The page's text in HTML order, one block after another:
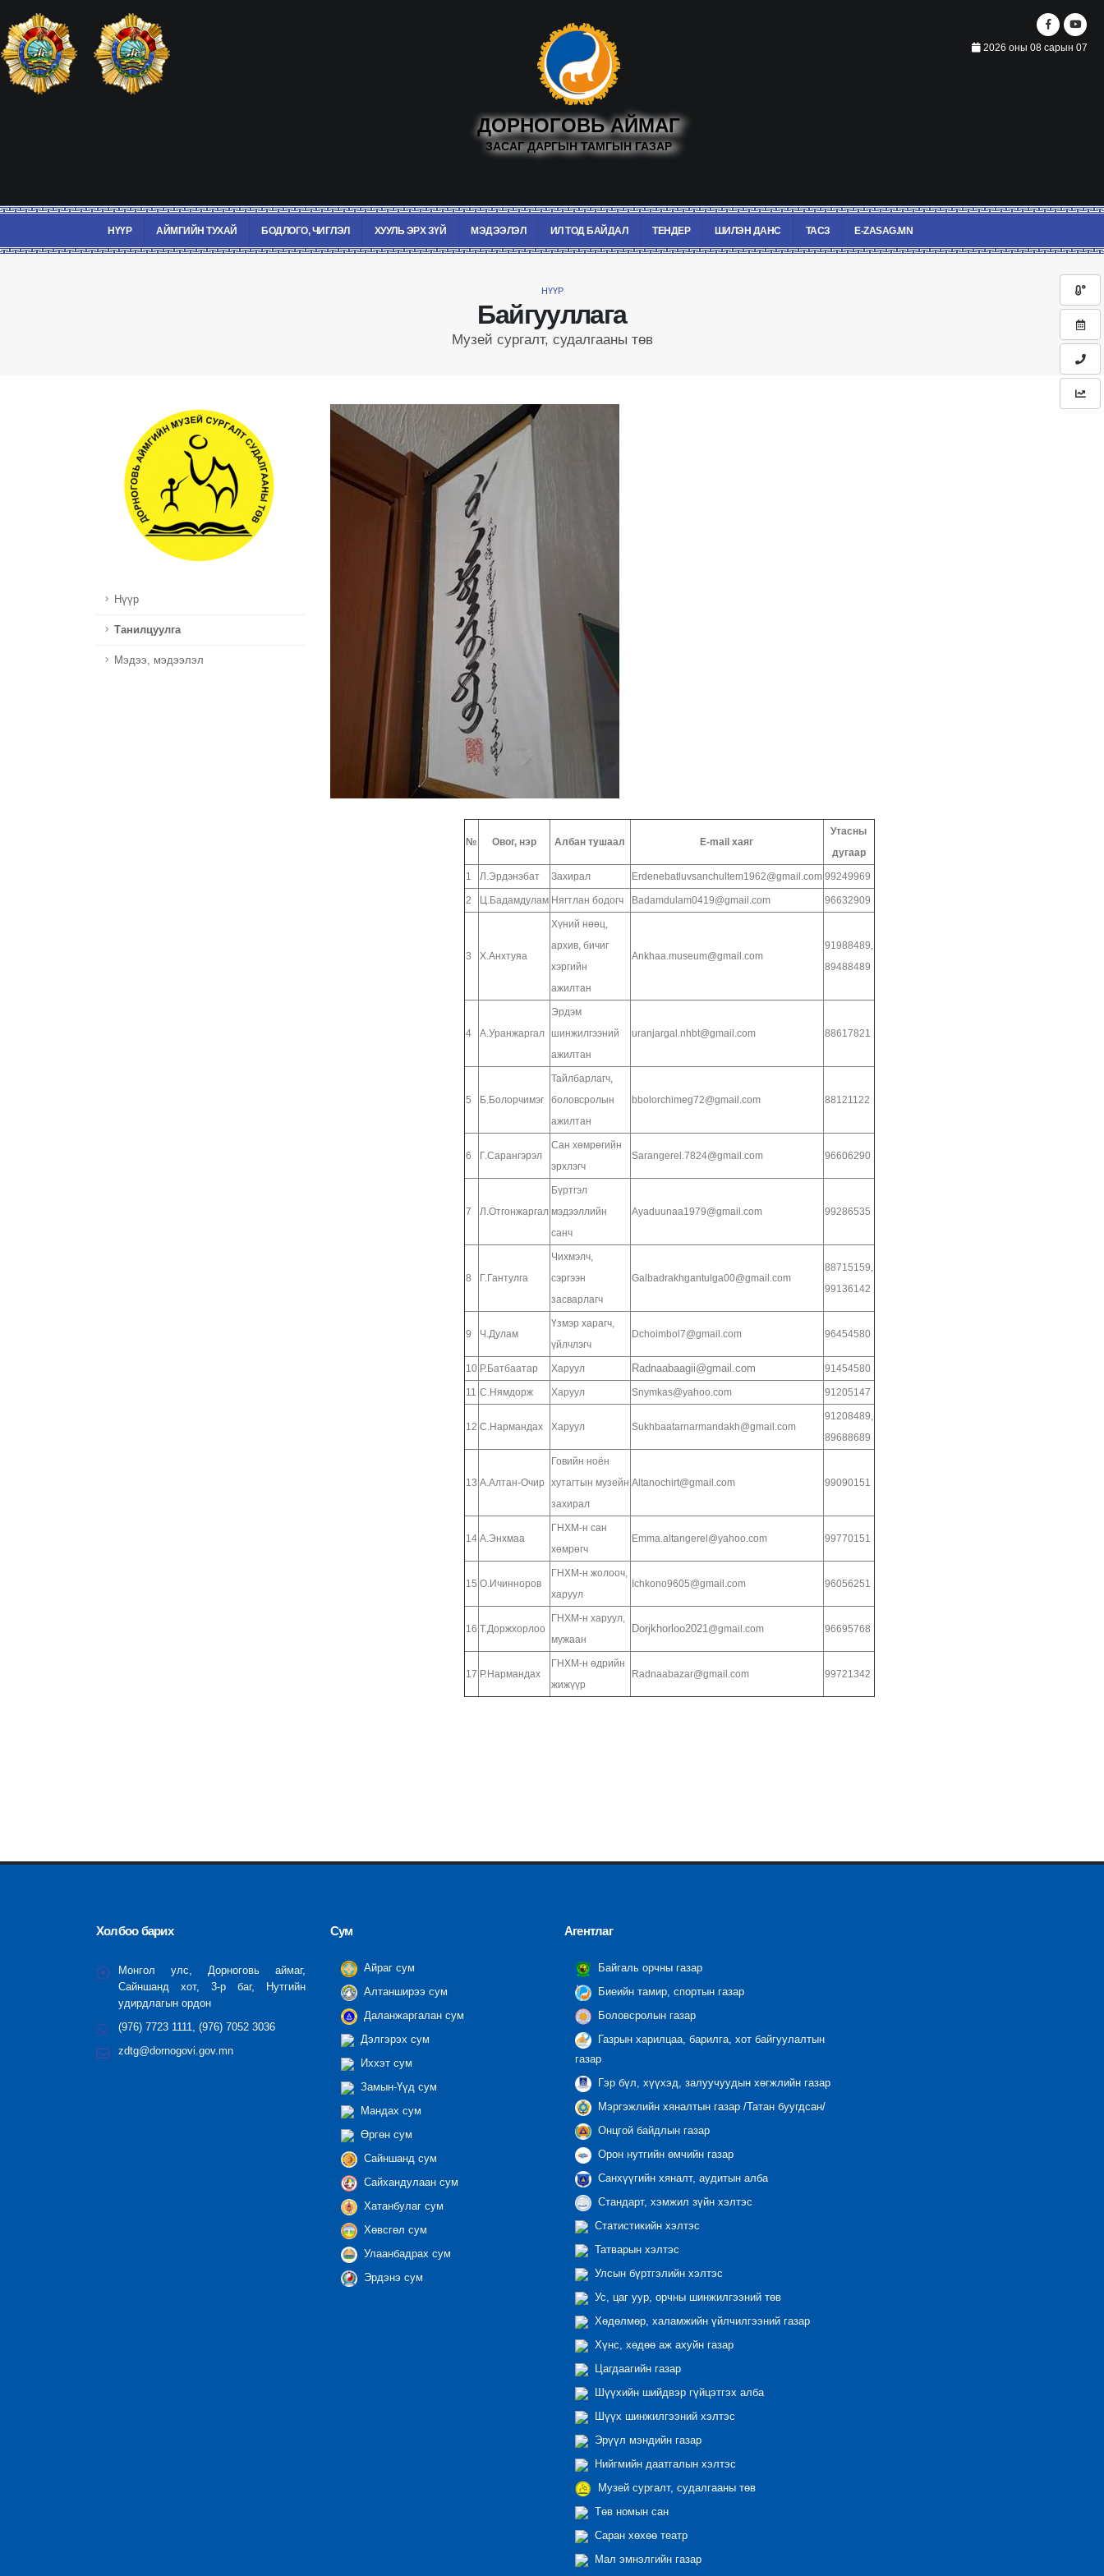
2026 оны 08 сарын 07
ДОРНОГОВЬ АЙМАГ
ЗАСАГ ДАРГЫН ТАМГЫН ГАЗАР
НҮҮР АЙМГИЙН ТУХАЙ БОДЛОГО, ЧИГЛЭЛ ХУУЛЬ ЭРХ ЗҮЙ МЭДЭЭЛЭЛ ИЛ ТОД БАЙДАЛ ТЕНДЕР ШИЛЭН ДАНС ТАСЗ E-ZASAG.MN
Байгууллага
Музей сургалт, судалгааны төв
НҮҮР
Нүүр
Танилцуулга
Мэдээ, мэдээлэл
№ Овог, нэр Албан тушаал E-mail хаяг
Утасны
дугаар
1 Л.Эрдэнэбат Захирал Erdenebatluvsanchultem1962@gmail.com 99249969
2 Ц.Бадамдулам Нягтлан бодогч Badamdulam0419@gmail.com 96632909
3 Х.Анхтуяа
Хүний нөөц,
архив, бичиг
хэргийн
ажилтан
Ankhaa.museum@gmail.com
91988489,
89488489
4 А.Уранжаргал
Эрдэм
шинжилгээний
ажилтан
uranjargal.nhbt@gmail.com 88617821
5 Б.Болорчимэг
Тайлбарлагч,
боловсролын
ажилтан
bbolorchimeg72@gmail.com 88121122
6 Г.Сарангэрэл
Сан хөмрөгийн
эрхлэгч
Sarangerel.7824@gmail.com 96606290
7 Л.Отгонжаргал
Бүртгэл
мэдээллийн
санч
Ayaduunaa1979@gmail.com 99286535
8 Г.Гантулга
Чихмэлч,
сэргээн
засварлагч
Galbadrakhgantulga00@gmail.com
88715159,
99136142
9 Ч.Дулам
Үзмэр харагч,
үйлчлэгч
Dchoimbol7@gmail.com 96454580
10 Р.Батбаатар Харуул Radnaabaagii@gmail.com 91454580
11 С.Нямдорж Харуул Snymkas@yahoo.com 91205147
12 С.Нармандах Харуул Sukhbaatarnarmandakh@gmail.com
91208489,
89688689
13 А.Алтан-Очир
Говийн ноён
хутагтын музейн
захирал
Altanochirt@gmail.com 99090151
14 А.Энхмаа
ГНХМ-н сан
хөмрөгч
Emma.altangerel@yahoo.com 99770151
15 О.Ичинноров
ГНХМ-н жолооч,
харуул
Ichkono9605@gmail.com 96056251
16 Т.Доржхорлоо
ГНХМ-н харуул,
мужаан
Dorjkhorloo2021@gmail.com 96695768
17 Р.Нармандах
ГНХМ-н өдрийн
жижүүр
Radnaabazar@gmail.com 99721342
Холбоо барих
Монгол улс, Дорноговь аймаг,
Сайншанд хот, 3-р баг, Нутгийн
удирдлагын ордон
(976) 7723 1111, (976) 7052 3036
zdtg@dornogovi.gov.mn
Сум
Айраг сум
Алтанширээ сум
Даланжаргалан сум
Дэлгэрэх сум
Иххэт сум
Замын-Үүд сум
Мандах сум
Өргөн сум
Сайншанд сум
Сайхандулаан сум
Хатанбулаг сум
Хөвсгөл сум
Улаанбадрах сум
Эрдэнэ сум
Агентлаг
Байгаль орчны газар
Биеийн тамир, спортын газар
Боловсролын газар
Газрын харилцаа, барилга, хот байгуулалтын
газар
Гэр бүл, хүүхэд, залуучуудын хөгжлийн газар
Мэргэжлийн хяналтын газар /Татан буугдсан/
Онцгой байдлын газар
Орон нутгийн өмчийн газар
Санхүүгийн хяналт, аудитын алба
Стандарт, хэмжил зүйн хэлтэс
Статистикийн хэлтэс
Татварын хэлтэс
Улсын бүртгэлийн хэлтэс
Ус, цаг уур, орчны шинжилгээний төв
Хөдөлмөр, халамжийн үйлчилгээний газар
Хүнс, хөдөө аж ахуйн газар
Цагдаагийн газар
Шүүхийн шийдвэр гүйцэтгэх алба
Шүүх шинжилгээний хэлтэс
Эрүүл мэндийн газар
Нийгмийн даатгалын хэлтэс
Музей сургалт, судалгааны төв
Төв номын сан
Саран хөхөө театр
Мал эмнэлгийн газар